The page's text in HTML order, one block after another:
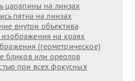
царапины на линзах
пятна на линзах
внутри объектива
изображения на краях
(геометрическое)
бликов или ореолов
при всех фокусных